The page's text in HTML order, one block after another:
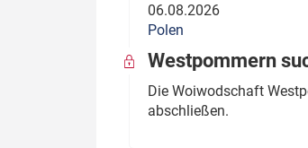
06.08.2026
Polen
Westpommern
Die Woiwodschaft
abschließen.